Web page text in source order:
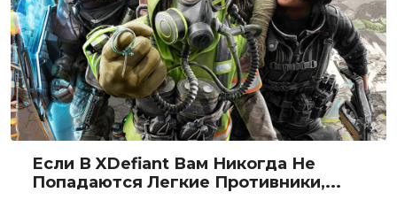
Если В XDefiant Вам Никогда Не
Попадаются Легкие Противники,...